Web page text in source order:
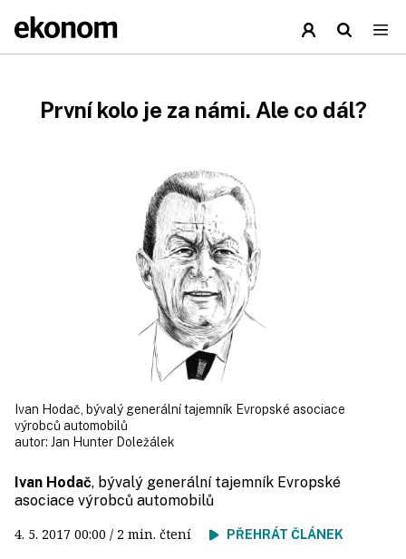
První kolo je za námi. Ale co dál?
Ivan Hodač, bývalý generální tajemník Evropské asociace
výrobců automobilů
autor: Jan Hunter Doležálek
Ivan Hodač, bývalý generální tajemník Evropské
asociace výrobců automobilů
4. 5. 2017 00:00 / 2 min. čtení PŘEHRÁT ČLÁNEK